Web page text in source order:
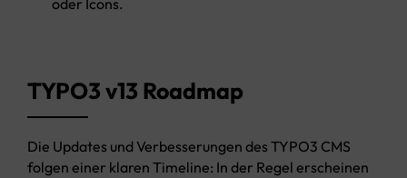
oder Icons.
TYPO3 v13 Roadmap
Die Updates und Verbesserungen des TYPO3 CMS
folgen einer klaren Timeline: In der Regel erscheinen